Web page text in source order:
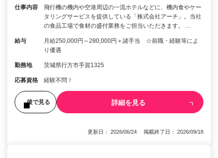
仕事内容
飛行機の機内や空港周辺の一流ホテルなどに、機内食やケー
タリングサービスを提供している「株式会社アーチ」。当社
の食品工場で食材の盛付業務をご担当いただきます。 …
給与
月給250,000円～280,000円＋諸手当 ☆前職・経験等によ
り優遇
勤務地 茨城県行方市手賀1325
応募資格 経験不問！
後で見る 詳細を見る
更新日： 2026/06/24 掲載終了日： 2026/09/18